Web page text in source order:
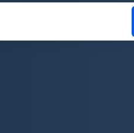
Domain entry